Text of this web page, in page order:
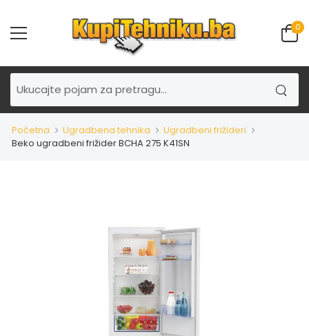
0
Početna Ugradbena tehnika
Ugradbeni frižideri
Beko ugradbeni frižider BCHA 275 K41SN